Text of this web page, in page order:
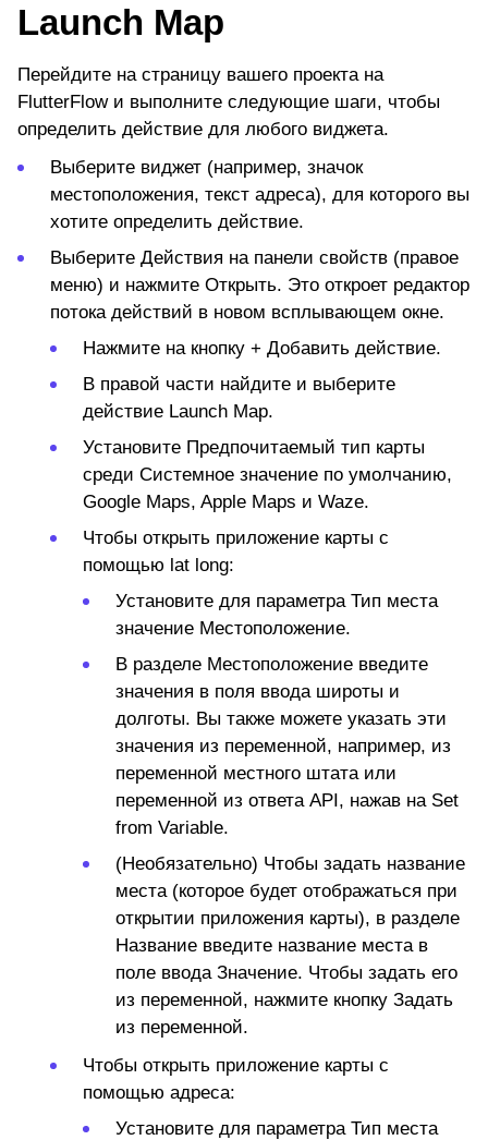
Launch Map
Перейдите на страницу вашего проекта на
FlutterFlow и выполните следующие шаги, чтобы
определить действие для любого виджета.
Выберите виджет (например, значок
местоположения, текст адреса), для которого вы
хотите определить действие.
Выберите Действия на панели свойств (правое
меню) и нажмите Открыть. Это откроет редактор
потока действий в новом всплывающем окне.
Нажмите на кнопку + Добавить действие.
В правой части найдите и выберите
действие Launch Map.
Установите Предпочитаемый тип карты
среди Системное значение по умолчанию,
Google Maps, Apple Maps и Waze.
Чтобы открыть приложение карты с
помощью lat long:
Установите для параметра Тип места
значение Местоположение.
В разделе Местоположение введите
значения в поля ввода широты и
долготы. Вы также можете указать эти
значения из переменной, например, из
переменной местного штата или
переменной из ответа API, нажав на Set
from Variable.
(Необязательно) Чтобы задать название
места (которое будет отображаться при
открытии приложения карты), в разделе
Название введите название места в
поле ввода Значение. Чтобы задать его
из переменной, нажмите кнопку Задать
из переменной.
Чтобы открыть приложение карты с
помощью адреса:
Установите для параметра Тип места